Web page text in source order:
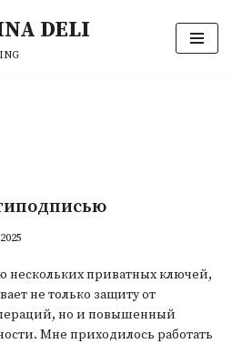
DELI
нескольких приватных ключей,
не только защиту от
но и повышенный
Мне приходилось работать